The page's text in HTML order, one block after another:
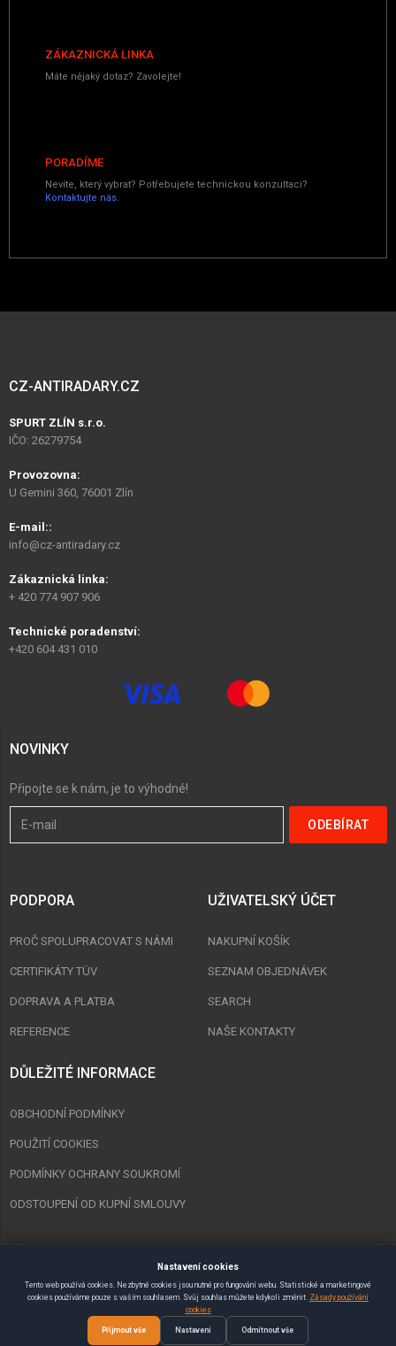
ZÁKAZNICKÁ LINKA
Máte nějaký dotaz? Zavolejte!
PORADÍME
Nevíte, který vybrat? Potřebujete technickou konzultaci?
Kontaktujte nás.
CZ-ANTIRADARY.CZ
SPURT ZLÍN s.r.o.
IČO: 26279754
Provozovna:
U Gemini 360, 76001 Zlín
E-mail::
info@cz-antiradary.cz
Zákaznická linka:
+ 420 774 907 906
Technické poradenství:
+420 604 431 010
NOVINKY
Připojte se k nám, je to výhodné!
PODPORA
PROČ SPOLUPRACOVAT S NÁMI
CERTIFIKÁTY TÜV
DOPRAVA A PLATBA
REFERENCE
UŽIVATELSKÝ ÚČET
NAKUPNÍ KOŠÍK
SEZNAM OBJEDNÁVEK
SEARCH
NAŠE KONTAKTY
DŮLEŽITÉ INFORMACE
OBCHODNÍ PODMÍNKY
POUŽITÍ COOKIES
PODMÍNKY OCHRANY SOUKROMÍ
ODSTOUPENÍ OD KUPNÍ SMLOUVY
Copyright © 2023 Spurt Zlín s.r.o. Všechna práva vyhrazena.
VytvořilSEMAKIN.CZ:: E-shopy & Weby
Nastavení cookies
Tento web používá cookies. Nezbytné cookies jsou nutné pro fungování webu. Statistické a marketingové
cookies používáme pouze s vaším souhlasem. Svůj souhlas můžete kdykoli změnit. Zásady používání
cookies
Přijmout vše Nastavení Odmítnout vše